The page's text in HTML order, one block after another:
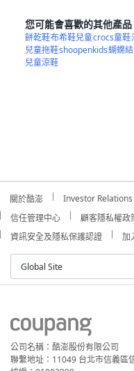
您可能會喜歡的其他產品
餅乾鞋布希鞋兒童crocs童鞋
兒童拖鞋shoopenkids蝴蝶
兒童涼鞋
關於酷澎 Investor Relations
信任管理中心
顧客隱私權政
資訊安全及隱私保護認證
加
Global Site
公司名稱：酷澎股份有限公司
聯繫地址：11049 台北市信義區